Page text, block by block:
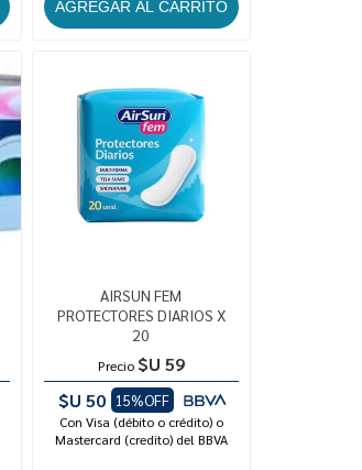
AIRSUN FEM
PROTECTORES DIARIOS X
20
Precio $U 59
$U 50 15%OFF
Con Visa (débito o crédito) o
Mastercard (credito) del BBVA